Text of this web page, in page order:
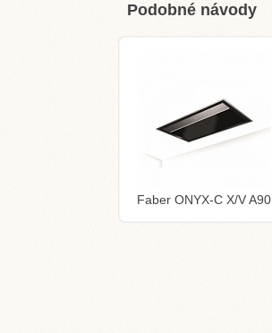
Podobné návody
Faber ONYX-C X/V A90